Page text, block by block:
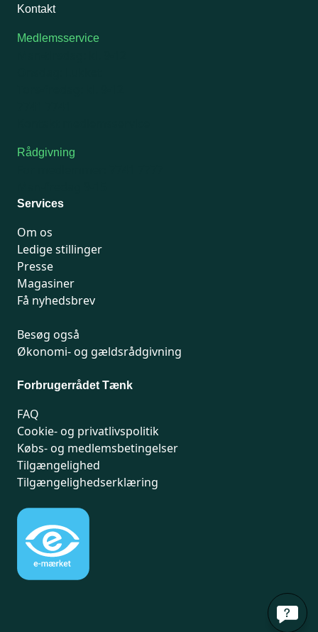
Kontakt
Medlemsservice
Rådgivning
Services
Om os
Ledige stillinger
Presse
Magasiner
Få nyhedsbrev
Besøg også
Økonomi- og gældsrådgivning
Forbrugerrådet Tænk
FAQ
Cookie- og privatlivspolitik
Købs- og medlemsbetingelser
Tilgængelighed
Tilgængelighedserklæring